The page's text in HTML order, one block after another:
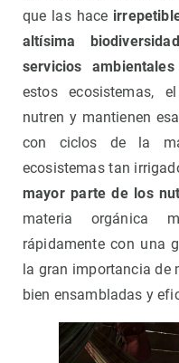
que las hace
altísima biodiversidad
servicios
estos ecosistemas,
nutren y mantienen
con ciclos de la
ecosistemas tan
mayor parte de los
materia orgánica
rápidamente con una
la gran importancia de
bien ensambladas y